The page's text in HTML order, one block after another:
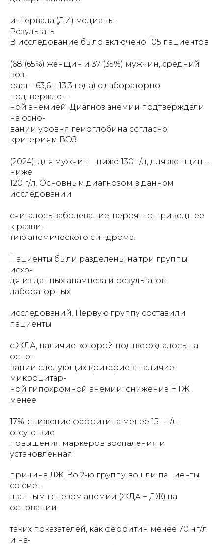
интервала (ДИ) медианы.
Результаты
В исследование было включено 105 пациентов
(68 (65%) женщин и 37 (35%) мужчин, средний
воз-
раст – 63,6 ± 13,3 года) с лабораторно
подтвержден-
ной анемией. Диагноз анемии подтверждали
на осно-
вании уровня гемоглобина согласно
критериям ВОЗ
(2024): для мужчин – ниже 130 г/л, для женщин –
ниже
120 г/л. Основным диагнозом в данном
исследовании
считалось заболевание, вероятно приведшее
к разви-
тию анемического синдрома.
Пациенты были разделены на три группы
исхо-
дя из данных анамнеза и результатов
лабораторных
исследований. Первую группу составили
пациенты
с ЖДА, наличие которой подтверждалось на
осно-
вании следующих критериев: наличие
микроцитар-
ной гипохромной анемии; снижение НТЖ
менее
17%; снижение ферритина менее 15 нг/л;
отсутствие
повышения маркеров воспаления и
установленная
причина ДЖ. Во 2-ю группу вошли пациенты
со сме-
шанным генезом анемии (ЖДА + ДЖ) на
основании
таких показателей, как ферритин менее 70 нг/л
и на-